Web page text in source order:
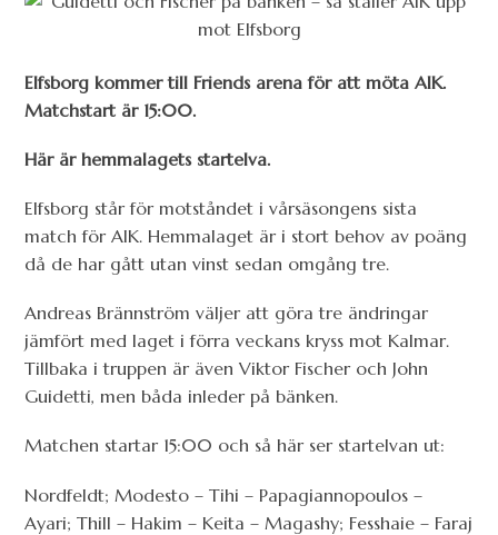
Elfsborg kommer till Friends arena för att möta AIK.
Matchstart är 15:00.
Här är hemmalagets startelva.
Elfsborg står för motståndet i vårsäsongens sista
match för AIK. Hemmalaget är i stort behov av poäng
då de har gått utan vinst sedan omgång tre.
Andreas Brännström väljer att göra tre ändringar
jämfört med laget i förra veckans kryss mot Kalmar.
Tillbaka i truppen är även Viktor Fischer och John
Guidetti, men båda inleder på bänken.
Matchen startar 15:00 och så här ser startelvan ut:
Nordfeldt; Modesto – Tihi – Papagiannopoulos –
Ayari; Thill – Hakim – Keita – Magashy; Fesshaie – Faraj